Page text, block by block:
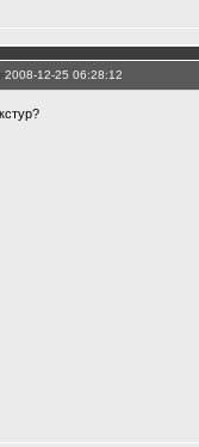
2008-12-25 06:28:12